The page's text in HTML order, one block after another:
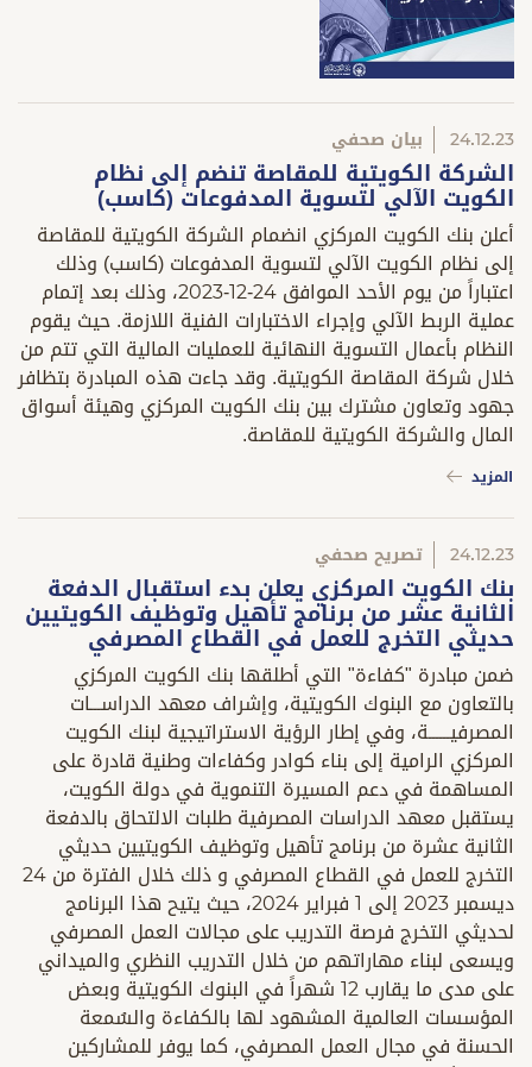
24.12.23 بيان صحفي
الشركة الكويتية للمقاصة تنضم إلى نظام
الكويت الآلي لتسوية المدفوعات (كاسب)
أعلن بنك الكويت المركزي انضمام الشركة الكويتية للمقاصة
إلى نظام الكويت الآلي لتسوية المدفوعات (كاسب) وذلك
اعتباراً من يوم الأحد الموافق 24-12-2023، وذلك بعد إتمام
عملية الربط الآلي وإجراء الاختبارات الفنية اللازمة. حيث يقوم
النظام بأعمال التسوية النهائية للعمليات المالية التي تتم من
خلال شركة المقاصة الكويتية. وقد جاءت هذه المبادرة بتظافر
جهود وتعاون مشترك بين بنك الكويت المركزي وهيئة أسواق
المال والشركة الكويتية للمقاصة.
المزيد
24.12.23 تصريح صحفي
بنك الكويت المركزي يعلن بدء استقبال الدفعة
الثانية عشر من برنامج تأهيل وتوظيف الكويتيين
حديثي التخرج للعمل في القطاع المصرفي
ضمن مبادرة "كفاءة" التي أطلقها بنك الكويت المركزي
بالتعاون مع البنوك الكويتية، وإشراف معهد الدراســـات
المصرفيــــــة، وفي إطار الرؤية الاستراتيجية لبنك الكويت
المركزي الرامية إلى بناء كوادر وكفاءات وطنية قادرة على
المساهمة في دعم المسيرة التنموية في دولة الكويت،
يستقبل معهد الدراسات المصرفية طلبات الالتحاق بالدفعة
الثانية عشرة من برنامج تأهيل وتوظيف الكويتيين حديثي
التخرج للعمل في القطاع المصرفي و ذلك خلال الفترة من 24
ديسمبر 2023 إلى 1 فبراير 2024، حيث يتيح هذا البرنامج
لحديثي التخرج فرصة التدريب على مجالات العمل المصرفي
ويسعى لبناء مهاراتهم من خلال التدريب النظري والميداني
على مدى ما يقارب 12 شهراً في البنوك الكويتية وبعض
المؤسسات العالمية المشهود لها بالكفاءة والسُمعة
الحسنة في مجال العمل المصرفي، كما يوفر للمشاركين